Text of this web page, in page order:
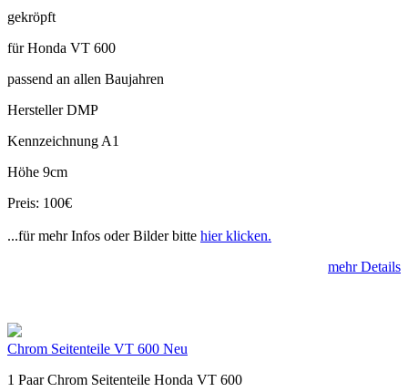
gekröpft
für Honda VT 600
passend an allen Baujahren
Hersteller DMP
Kennzeichnung A1
Höhe 9cm
Preis: 100€
...für mehr Infos oder Bilder bitte hier klicken.
mehr Details
Chrom Seitenteile VT 600 Neu
1 Paar Chrom Seitenteile Honda VT 600